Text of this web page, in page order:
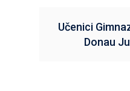
Učenici
Donau